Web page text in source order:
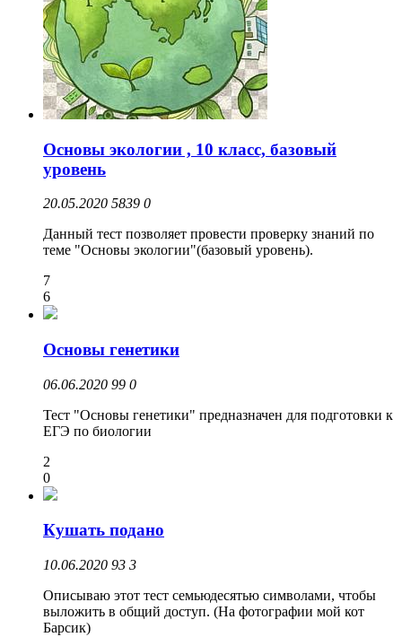
Основы экологии , 10 класс, базовый
уровень
20.05.2020 5839 0
Данный тест позволяет провести проверку знаний по
теме "Основы экологии"(базовый уровень).
7
6
Основы генетики
06.06.2020 99 0
Тест "Основы генетики" предназначен для подготовки к
ЕГЭ по биологии
2
0
Кушать подано
10.06.2020 93 3
Описываю этот тест семьюдесятью символами, чтобы
выложить в общий доступ. (На фотографии мой кот
Барсик)